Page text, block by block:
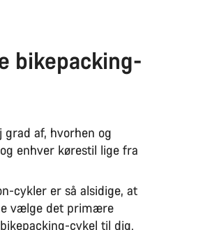
bikepacking-
af, hvorhen og
enhver kørestil lige fra
cykler er så alsidige, at
vælge det primære
cykel til dig.